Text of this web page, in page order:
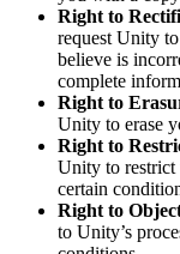
Right to
request Unity
believe is
complete
Right to
Unity to erase
Right to
Unity to restrict
certain
Right to
to Unity’s